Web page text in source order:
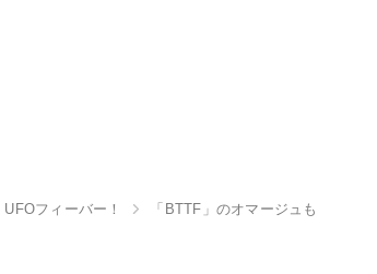
フィーバー！ 「BTTF」のオマージュも!?『ひ